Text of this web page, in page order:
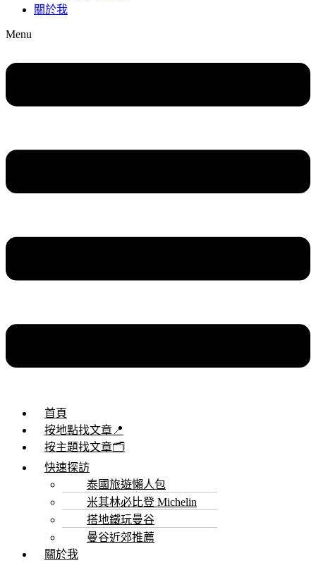
關於我
Menu
首頁
按地點找文章📍
按主題找文章🗂️
快速探訪
泰國旅遊懶人包
米其林必比登 Michelin
搭地鐵玩曼谷
曼谷近郊推薦
關於我